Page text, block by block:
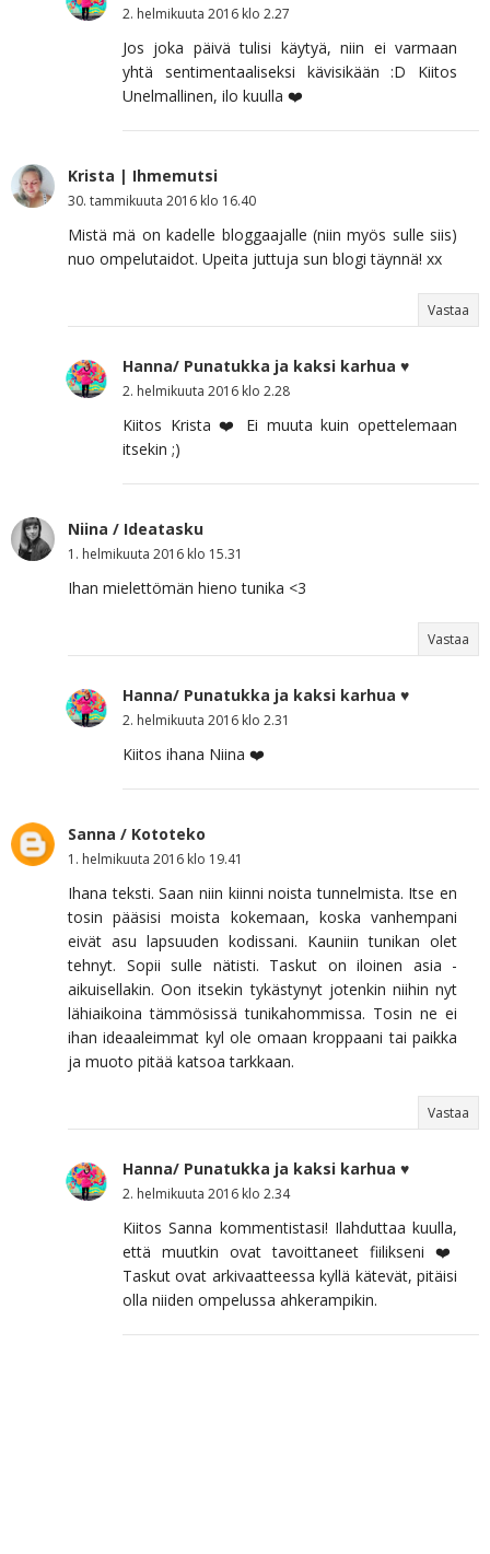
2. helmikuuta 2016 klo 2.27
Jos joka päivä tulisi käytyä, niin ei varmaan
yhtä sentimentaaliseksi kävisikään :D Kiitos
Unelmallinen, ilo kuulla ❤️
Krista | Ihmemutsi
30. tammikuuta 2016 klo 16.40
Mistä mä on kadelle bloggaajalle (niin myös sulle siis)
nuo ompelutaidot. Upeita juttuja sun blogi täynnä! xx
Vastaa
Hanna/ Punatukka ja kaksi karhua ♥
2. helmikuuta 2016 klo 2.28
Kiitos Krista ❤️ Ei muuta kuin opettelemaan
itsekin ;)
Niina / Ideatasku
1. helmikuuta 2016 klo 15.31
Ihan mielettömän hieno tunika <3
Vastaa
Hanna/ Punatukka ja kaksi karhua ♥
2. helmikuuta 2016 klo 2.31
Kiitos ihana Niina ❤️
Sanna / Kototeko
1. helmikuuta 2016 klo 19.41
Ihana teksti. Saan niin kiinni noista tunnelmista. Itse en
tosin pääsisi moista kokemaan, koska vanhempani
eivät asu lapsuuden kodissani. Kauniin tunikan olet
tehnyt. Sopii sulle nätisti. Taskut on iloinen asia -
aikuisellakin. Oon itsekin tykästynyt jotenkin niihin nyt
lähiaikoina tämmösissä tunikahommissa. Tosin ne ei
ihan ideaaleimmat kyl ole omaan kroppaani tai paikka
ja muoto pitää katsoa tarkkaan.
Vastaa
Hanna/ Punatukka ja kaksi karhua ♥
2. helmikuuta 2016 klo 2.34
Kiitos Sanna kommentistasi! Ilahduttaa kuulla,
että muutkin ovat tavoittaneet fiilikseni ❤️
Taskut ovat arkivaatteessa kyllä kätevät, pitäisi
olla niiden ompelussa ahkerampikin.